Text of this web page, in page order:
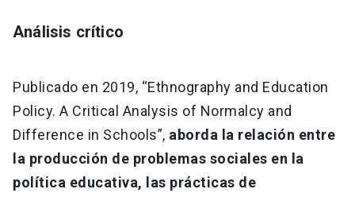
Análisis crítico
Publicado en 2019, “Ethnography and Education
Policy. A Critical Analysis of Normalcy and
Difference in Schools”, aborda la relación entre
la producción de problemas sociales en la
política educativa, las prácticas de